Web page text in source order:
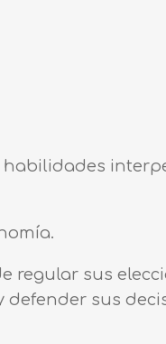
regular sus
defender sus